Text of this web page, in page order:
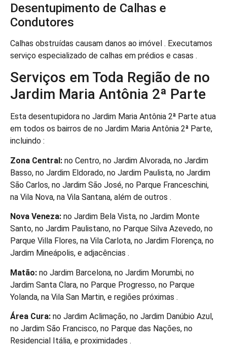
Desentupimento de Calhas e
Condutores
Calhas obstruídas causam danos ao imóvel . Executamos
serviço especializado de calhas em prédios e casas .
Serviços em Toda Região de no
Jardim Maria Antônia 2ª Parte
Esta desentupidora no Jardim Maria Antônia 2ª Parte atua
em todos os bairros de no Jardim Maria Antônia 2ª Parte,
incluindo :
Zona Central: no Centro, no Jardim Alvorada, no Jardim
Basso, no Jardim Eldorado, no Jardim Paulista, no Jardim
São Carlos, no Jardim São José, no Parque Franceschini,
na Vila Nova, na Vila Santana, além de outros .
Nova Veneza: no Jardim Bela Vista, no Jardim Monte
Santo, no Jardim Paulistano, no Parque Silva Azevedo, no
Parque Villa Flores, na Vila Carlota, no Jardim Florença, no
Jardim Mineápolis, e adjacências .
Matão: no Jardim Barcelona, no Jardim Morumbi, no
Jardim Santa Clara, no Parque Progresso, no Parque
Yolanda, na Vila San Martin, e regiões próximas .
Área Cura: no Jardim Aclimação, no Jardim Danúbio Azul,
no Jardim São Francisco, no Parque das Nações, no
Residencial Itália, e proximidades .